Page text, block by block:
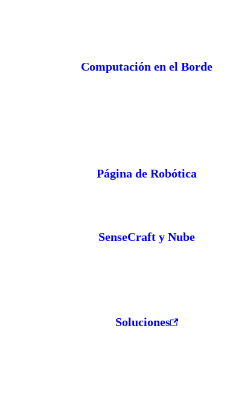
Computación en el Borde
Página de Robótica
SenseCraft y Nube
Soluciones